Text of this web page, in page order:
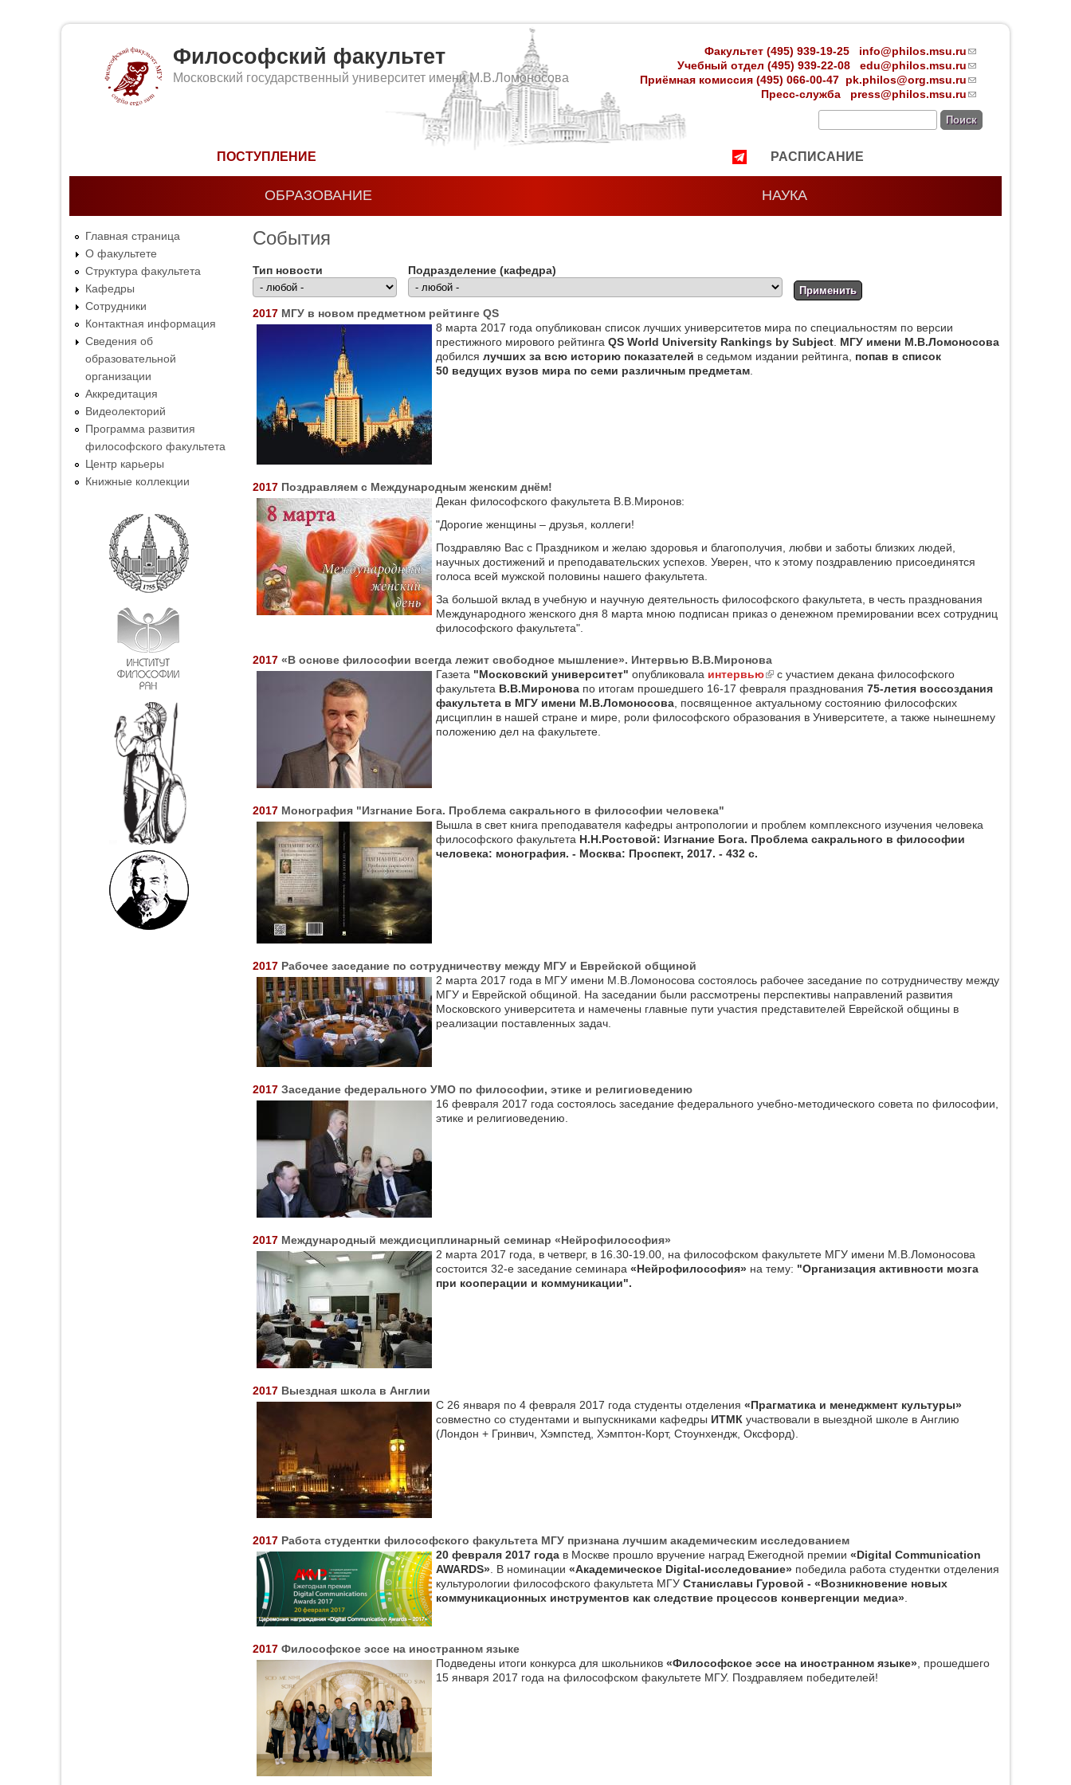
Философский факультет
Московский государственный университет имени М.В.Ломоносова
Факультет (495) 939-19-25 info@philos.msu.ru
e-mail)
Учебный отдел (495) 939-22-08 edu@philos.msu.ru
e-mail)
Приёмная комиссия (495) 066-00-47 pk.philos@org.msu.ru
e-mail)
Пресс-служба press@philos.msu.ru
sends
e-mail)
ПОСТУПЛЕНИЕ РАСПИСАНИЕ
ОБРАЗОВАНИЕ НАУКА
Главная страница
О факультете
Структура факультета
Кафедры
Сотрудники
Контактная информация
Сведения об
образовательной
организации
Аккредитация
Видеолекторий
Программа развития
философского факультета
Центр карьеры
Книжные коллекции
События
Тип новости Подразделение (кафедра)
2017 МГУ в новом предметном рейтинге QS
8 марта 2017 года опубликован список лучших университетов мира по специальностям по версии
престижного мирового рейтинга QS World University Rankings by Subject МГУ имени М.В.Ломоносова
добился лучших за всю историю показателей в седьмом издании рейтинга, попав в список
50 ведущих вузов мира по семи различным предметам
2017 Поздравляем с Международным женским днём!
Декан философского факультета В.В.Миронов:
"Дорогие женщины – друзья, коллеги!
Поздравляю Вас с Праздником и желаю здоровья и благополучия, любви и заботы близких людей,
научных достижений и преподавательских успехов. Уверен, что к этому поздравлению присоединятся
голоса всей мужской половины нашего факультета.
За большой вклад в учебную и научную деятельность философского факультета, в честь празднования
Международного женского дня 8 марта мною подписан приказ о денежном премировании всех сотрудниц
философского факультета".
2017 «В основе философии всегда лежит свободное мышление». Интервью В.В.Миронова
Газета "Московский университет" опубликовала интервью(link is external)
с участием декана философского
факультета В.В.Миронова по итогам прошедшего 16-17 февраля празднования 75-летия воссоздания
факультета в МГУ имени М.В.Ломоносова , посвященное актуальному состоянию философских
дисциплин в нашей стране и мире, роли философского образования в Университете, а также нынешнему
положению дел на факультете.
2017 Монография "Изгнание Бога. Проблема сакрального в философии человека"
Вышла в свет книга преподавателя кафедры антропологии и проблем комплексного изучения человека
философского факультета Н.Н.Ростовой: Изгнание Бога. Проблема сакрального в философии
человека: монография. - Москва: Проспект, 2017. - 432 с.
2017 Рабочее заседание по сотрудничеству между МГУ и Еврейской общиной
2 марта 2017 года в МГУ имени М.В.Ломоносова состоялось рабочее заседание по сотрудничеству между
МГУ и Еврейской общиной. На заседании были рассмотрены перспективы направлений развития
Московского университета и намечены главные пути участия представителей Еврейской общины в
реализации поставленных задач.
2017 Заседание федерального УМО по философии, этике и религиоведению
16 февраля 2017 года состоялось заседание федерального учебно-методического совета по философии,
этике и религиоведению.
2017 Международный междисциплинарный семинар «Нейрофилософия»
2 марта 2017 года, в четверг, в 16.30-19.00, на философском факультете МГУ имени М.В.Ломоносова
состоится 32-е заседание семинара «Нейрофилософия» на тему: "Организация активности мозга
при кооперации и коммуникации".
2017 Выездная школа в Англии
С 26 января по 4 февраля 2017 года студенты отделения «Прагматика и менеджмент культуры»
совместно со студентами и выпускниками кафедры ИТМК участвовали в выездной школе в Англию
(Лондон + Гринвич, Хэмпстед, Хэмптон-Корт, Стоунхендж, Оксфорд).
2017 Работа студентки философского факультета МГУ признана лучшим академическим исследованием
20 февраля 2017 года в Москве прошло вручение наград Ежегодной премии «Digital Communication
AWARDS» . В номинации «Академическое Digital-исследование» победила работа студентки отделения
культурологии философского факультета МГУ Станиславы Гуровой - «Возникновение новых
коммуникационных инструментов как следствие процессов конвергенции медиа»
2017 Философское эссе на иностранном языке
Подведены итоги конкурса для школьников «Философское эссе на иностранном языке» , прошедшего
15 января 2017 года на философском факультете МГУ. Поздравляем победителей!